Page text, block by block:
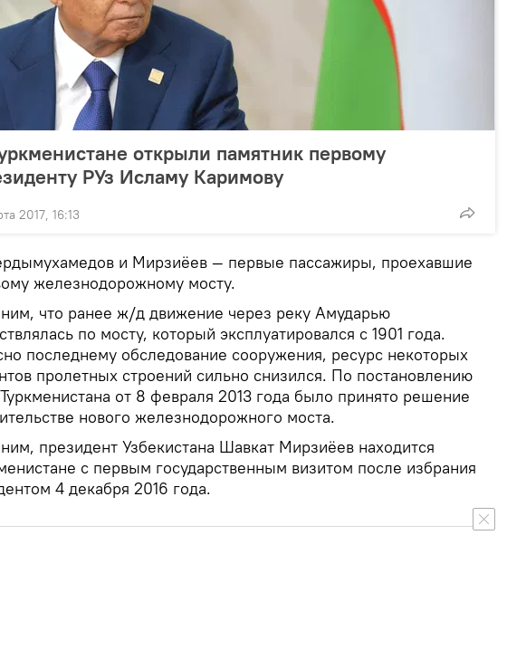
открыли памятник первому
РУз Исламу Каримову
2017, 16:13
и Мирзиёев — первые пассажиры, проехавшие
железнодорожному мосту.
что ранее ж/д движение через реку Амударью
по мосту, который эксплуатировался с 1901 года.
последнему обследование сооружения, ресурс некоторых
пролетных строений сильно снизился. По постановлению
от 8 февраля 2013 года было принято решение
нового железнодорожного моста.
президент Узбекистана Шавкат Мирзиёев находится
с первым государственным визитом после избрания
4 декабря 2016 года.